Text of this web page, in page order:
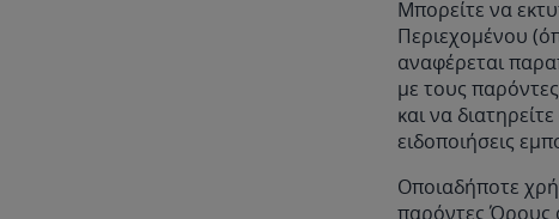
Μπορείτε να
Περιεχομένου
αναφέρεται
με τους
και να
ειδοποιήσεις
Οποιαδήποτε
παρόντες Όρους